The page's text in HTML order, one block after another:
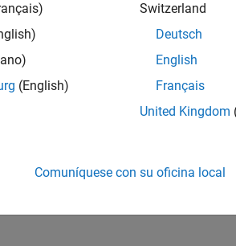
(English)
Switzerland
Deutsch
English
Français
United Kingdom
Comuníquese con su oficina local